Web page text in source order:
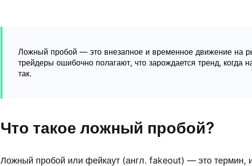
Ложный пробой — это внезапное и временное движение на
трейдеры ошибочно полагают, что зарождается тренд, когда
так.
Что такое ложный пробой?
Ложный пробой или фейкаут (англ. fakeout) — это термин,